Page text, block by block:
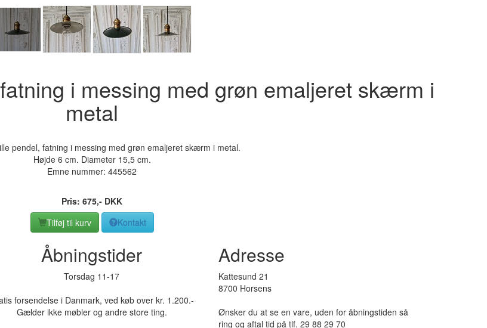
i messing med grøn emaljeret skærm i
metal
pendel, fatning i messing med grøn emaljeret skærm i metal.
Højde 6 cm. Diameter 15,5 cm.
Emne nummer: 445562
Pris: 675,- DKK
Tilføj til kurv
Kontakt
Åbningstider
Torsdag 11-17
forsendelse i Danmark, ved køb over kr. 1.200.-
Gælder ikke møbler og andre store ting.
Adresse
Kattesund 21
8700 Horsens
Ønsker du at se en vare, uden for åbningstiden så
ring og aftal tid på tlf. 29 88 29 70